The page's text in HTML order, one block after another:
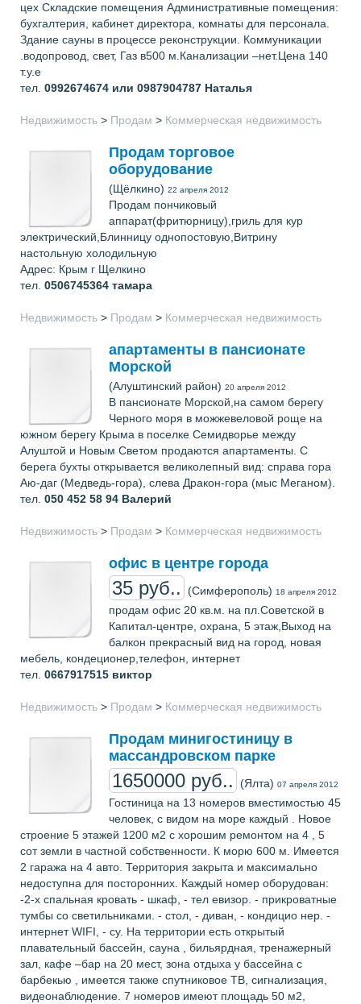
цех Складские помещения Административные помещения:
бухгалтерия, кабинет директора, комнаты для персонала.
Здание сауны в процессе реконструкции. Коммуникации
.водопровод, свет, Газ в500 м.Канализации –нет.Цена 140
т.у.е
тел. 0992674674 или 0987904787 Наталья
Недвижимость > Продам > Коммерческая недвижимость
Продам торговое
оборудование
(Щёлкино) 22 апреля 2012
Продам пончиковый
аппарат(фритюрницу),гриль для кур
электрический,Блинницу однопостовую,Витрину
настольную холодильную
Адрес: Крым г Щелкино
тел. 0506745364 тамара
Недвижимость > Продам > Коммерческая недвижимость
апартаменты в пансионате
Морской
(Алуштинский район) 20 апреля 2012
В пансионате Морской,на самом берегу
Черного моря в можжевеловой роще на
южном берегу Крыма в поселке Семидворье между
Алуштой и Новым Светом продаются апартаменты. С
берега бухты открывается великолепный вид: справа гора
Аю-даг (Медведь-гора), слева Дракон-гора (мыс Меганом).
тел. 050 452 58 94 Валерий
Недвижимость > Продам > Коммерческая недвижимость
офис в центре города
35 руб.. (Симферополь) 18 апреля 2012
продам офис 20 кв.м. на пл.Советской в
Капитал-центре, охрана, 5 этаж,Выход на
балкон прекрасный вид на город, новая
мебель, кондеционер,телефон, интернет
тел. 0667917515 виктор
Недвижимость > Продам > Коммерческая недвижимость
Продам минигостиницу в
массандровском парке
1650000 руб.. (Ялта) 07 апреля 2012
Гостиница на 13 номеров вместимостью 45
человек, с видом на море каждый . Новое
строение 5 этажей 1200 м2 с хорошим ремонтом на 4 , 5
сот земли в частной собственности. К морю 600 м. Имеется
2 гаража на 4 авто. Территория закрыта и максимально
недоступна для посторонних. Каждый номер оборудован:
-2-х спальная кровать - шкаф, - тел евизор. - прикроватные
тумбы со светильниками. - стол, - диван, - кондицио нер. -
интернет WIFI, - су. На территории есть открытый
плавательный бассейн, сауна , бильярдная, тренажерный
зал, кафе –бар на 20 мест, зона отдыха у бассейна с
барбекью , имеется также спутниковое ТВ, сигнализация,
видеонаблюдение. 7 номеров имеют площадь 50 м2,